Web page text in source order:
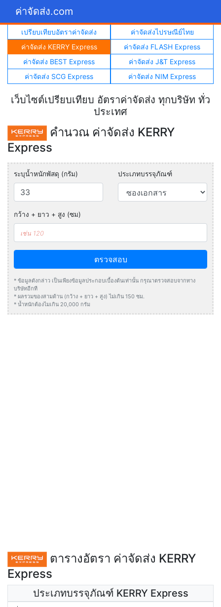
ค่าจัดส่ง.com
เปรียบเทียบอัตราค่าจัดส่ง
ค่าจัดส่งไปรษณีย์ไทย
ค่าจัดส่ง KERRY Express
ค่าจัดส่ง FLASH Express
ค่าจัดส่ง BEST Express
ค่าจัดส่ง J&T Express
ค่าจัดส่ง SCG Express
ค่าจัดส่ง NIM Express
เว็บไซต์เปรียบเทียบ อัตราค่าจัดส่ง ทุกบริษัท ทั่ว
ประเทศ
คำนวณ ค่าจัดส่ง KERRY
Express
ระบุน้ำหนักพัสดุ (กรัม) ประเภทบรรจุภัณฑ์
กว้าง + ยาว + สูง (ซม)
ตรวจสอบ
* ข้อมูลดังกล่าว เป็นเพียงข้อมูลประกอบเบื้องต้นเท่านั้น กรุณาตรวจสอบจากทาง
บริษัทอีกที
* ผลรวมของสามด้าน (กว้าง + ยาว + สูง) ไม่เกิน 150 ซม.
* น้ำหนักต้องไมเกิน 20,000 กรัม
ตารางอัตรา ค่าจัดส่ง KERRY
Express
ประเภทบรรจุภัณฑ์ KERRY Express